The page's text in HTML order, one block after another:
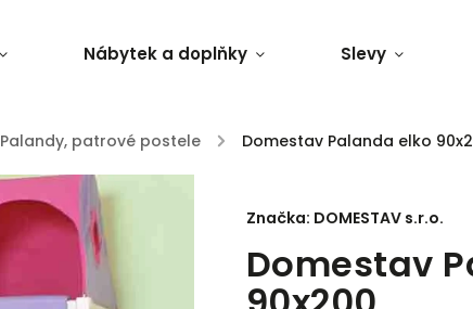
Nábytek a doplňky Slevy
Palandy, patrové postele / Domestav Palanda elko
Domestav
Značka: DOMESTAV s.r.o.